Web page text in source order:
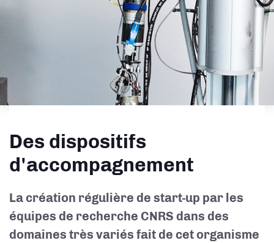
Des dispositifs
d'accompagnement
La création régulière de start-up par les
équipes de recherche CNRS dans des
domaines très variés fait de cet organisme